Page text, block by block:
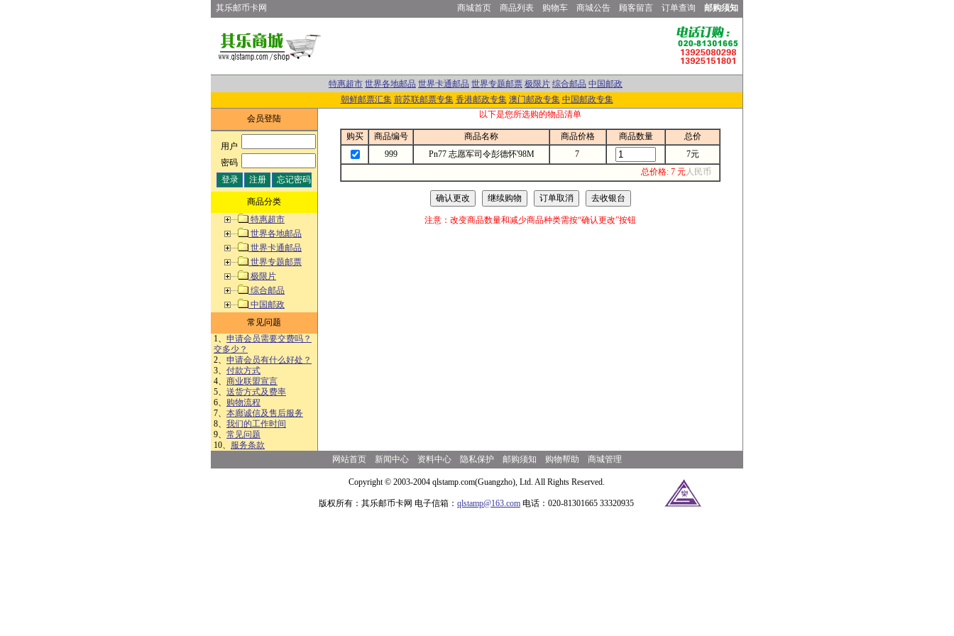
其乐邮币卡网 商城首页 商品列表 购物车 商城公告 顾客留言 订单查询 邮购须知
特惠超市 世界各地邮品 世界卡通邮品 世界专题邮票 极限片 综合邮品 中国邮政
朝鲜邮票汇集 前苏联邮票专集 香港邮政专集 澳门邮政专集 中国邮政专集
会员登陆
用户:
密码:
商品分类
特惠超市
世界各地邮品
世界卡通邮品
世界专题邮票
极限片
综合邮品
中国邮政
常见问题
1、 申请会员需要交费吗？
交多少？
2、 申请会员有什么好处？
3、 付款方式
4、 商业联盟宣言
5、 送货方式及费率
6、 购物流程
7、 本廊诚信及售后服务
8、 我们的工作时间
9、 常见问题
10、 服务条款
以下是您所选购的物品清单
购买 商品编号 商品名称 商品价格 商品数量
总价
999
Pn77 志愿军司令彭德怀'98M 7
7元
总价格: 7 元人民币
注意：改变商品数量和减少商品种类需按“确认更改”按钮
网站首页 新闻中心 资料中心 隐私保护 邮购须知 购物帮助 商城管理
Copyright © 2003-2004 qlstamp.com(Guangzho), Ltd. All Rights Reserved.
版权所有：其乐邮币卡网 电子信箱： qlstamp@163.com 电话：020-81301665 33320935